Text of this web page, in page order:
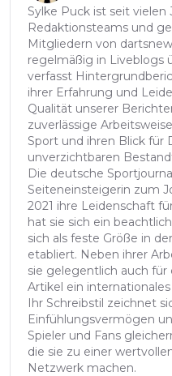
Sylke Puck ist seit vielen
Redaktionsteams und
Mitgliedern von
regelmäßig in Liveblogs
verfasst
ihrer Erfahrung und
Qualität unserer
zuverlässige
Sport und ihren Blick für
unverzichtbaren
Die deutsche
Seiteneinsteigerin zum
2021 ihre Leidenschaft
hat sie sich ein
sich als feste Größe in
etabliert. Neben ihrer
sie gelegentlich auch für
Artikel ein
Ihr Schreibstil zeichnet
Einfühlungsvermögen
Spieler und Fans
die sie zu einer
Netzwerk machen.